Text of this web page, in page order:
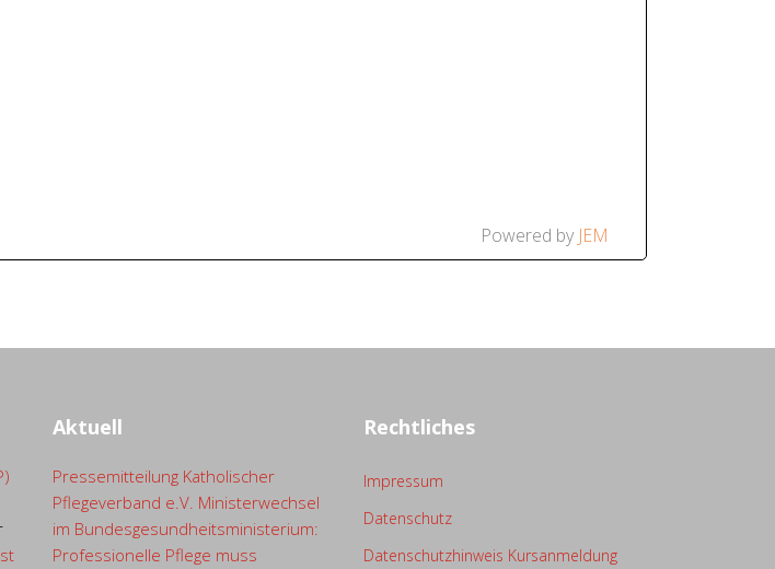
Powered by JEM
Aktuell
Pressemitteilung Katholischer
Pflegeverband e.V. Ministerwechsel
im Bundesgesundheitsministerium:
Professionelle Pflege muss
Rechtliches
Impressum
Datenschutz
Datenschutzhinweis Kursanmeldung